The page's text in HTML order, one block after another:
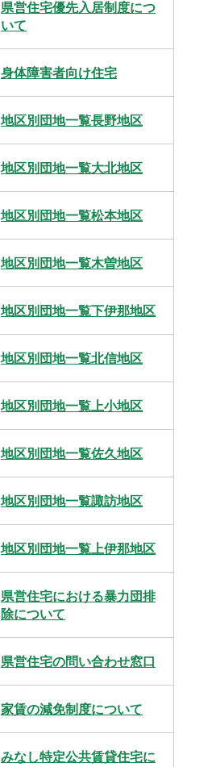
県営住宅優先入居制度につ
いて
身体障害者向け住宅
地区別団地一覧長野地区
地区別団地一覧大北地区
地区別団地一覧松本地区
地区別団地一覧木曽地区
地区別団地一覧下伊那地区
地区別団地一覧北信地区
地区別団地一覧上小地区
地区別団地一覧佐久地区
地区別団地一覧諏訪地区
地区別団地一覧上伊那地区
県営住宅における暴力団排
除について
県営住宅の問い合わせ窓口
家賃の減免制度について
みなし特定公共賃貸住宅に